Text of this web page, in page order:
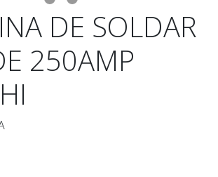
DE SOLDAR
250AMP